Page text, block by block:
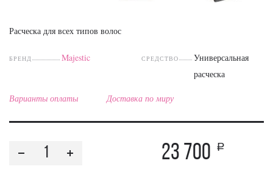
Расческа для всех типов волос
БРЕНД Majestic СРЕДСТВО
Универсальная
расческа
Варианты оплаты Доставка по миру
23 700 a